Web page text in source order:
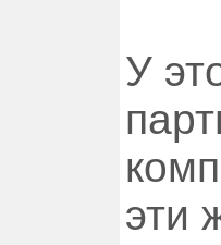
У
эти